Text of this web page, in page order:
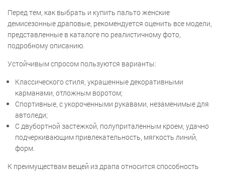
Перед тем, как выбрать и купить пальто женские
демисезонные драповые, рекомендуется оценить все модели,
представленные в каталоге по реалистичному фото,
подробному описанию.
Устойчивым спросом пользуются варианты:
Классического стиля, украшенные декоративными
карманами, отложным воротом;
Спортивные, с укороченными рукавами, незаменимые для
автоледи;
С двубортной застежкой, полуприталенным кроем, удачно
подчеркивающим привлекательность, мягкость линий,
форм.
К преимуществам вещей из драпа относится способность